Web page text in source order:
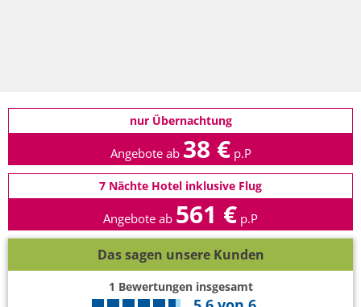
nur Übernachtung
Angebote ab 38 € p.P
7 Nächte Hotel inklusive Flug
Angebote ab 561 € p.P
Das sagen unsere Kunden
1 Bewertungen insgesamt